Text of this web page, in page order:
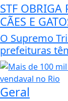
STF OBRIGA
CÃES E
O Supremo
prefeituras
Geral